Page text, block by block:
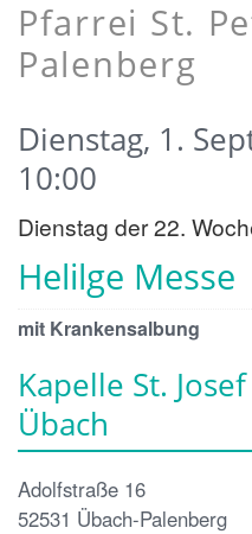
Pfarrei St.
Palenberg
Helilge Messe
Dienstag, 1.
10:00
Dienstag der 22.
mit Krankensalbung
Kapelle St.
Übach
Adolfstraße 16
52531 Übach-Palenberg